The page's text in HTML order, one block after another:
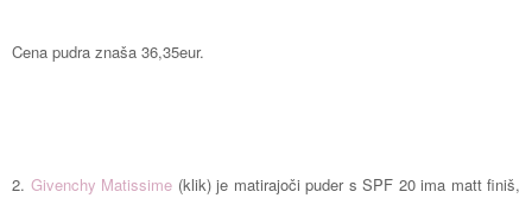
Cena pudra znaša 36,35eur.
2. Givenchy Matissime (klik)je matirajoči puder s SPF 20ima matt finiš,